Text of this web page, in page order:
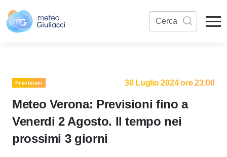
Previsioni 30 Luglio 2024 ore 23:00
Meteo Verona: Previsioni fino a
Venerdi 2 Agosto. Il tempo nei
prossimi 3 giorni